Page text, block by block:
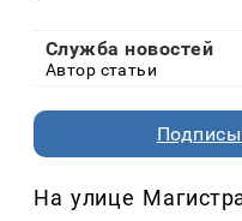
Служба новостей
Автор статьи
На улице